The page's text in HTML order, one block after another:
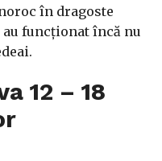
în dragoste
funcționat încă nu
12 – 18